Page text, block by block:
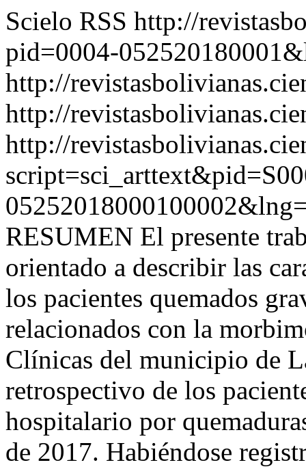
Scielo RSS http://
pid=0004-
http://
http://
http://
RESUMEN El presente
orientado a describir las
los pacientes quemados
relacionados con la
Clínicas del municipio de
retrospectivo de los
hospitalario por
de 2017. Habiéndose